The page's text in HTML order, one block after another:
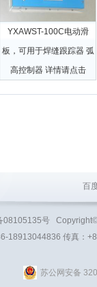
YXAWST-100C电动滑
板，可用于焊缝跟踪器 弧
高控制器 详情请点击
百
08105135号 Copyright
18913044836 传真：
苏公网安备